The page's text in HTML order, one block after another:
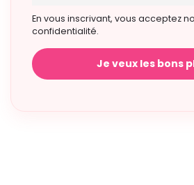
En vous inscrivant, vous acceptez
confidentialité.